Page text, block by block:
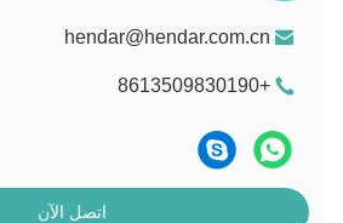
hendar@hendar.com.cn
+8613509830190
اتصل الآن